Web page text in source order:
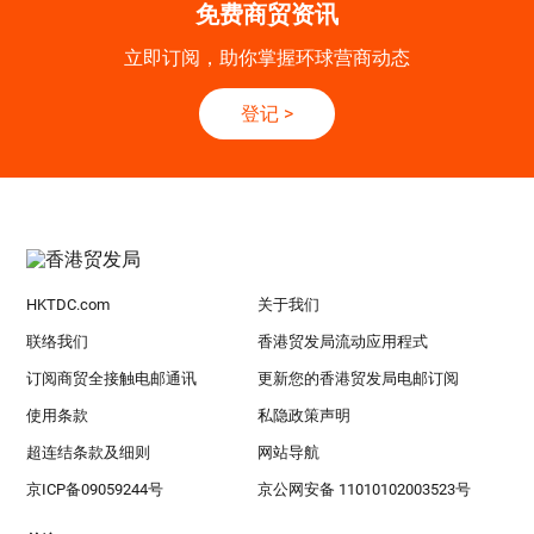
免费商贸资讯
立即订阅，助你掌握环球营商动态
登记 >
HKTDC.com 关于我们
联络我们 香港贸发局流动应用程式
订阅商贸全接触电邮通讯 更新您的香港贸发局电邮订阅
使用条款 私隐政策声明
超连结条款及细则 网站导航
京ICP备09059244号 京公网安备 11010102003523号